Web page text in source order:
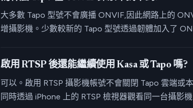
大多數 Tapo 型號不會廣播 ONVIF,因此網路上的
增攝影機。少數較新的 Tapo 型號透過韌體加入了
啟用 RTSP 後還能繼續使用 Kasa 或 Tapo 嗎?
可以。啟用 RTSP 攝影機帳號不會關閉 Tapo 雲端
同時透過 iPhone 上的 RTSP 檢視器觀看同一台攝影機